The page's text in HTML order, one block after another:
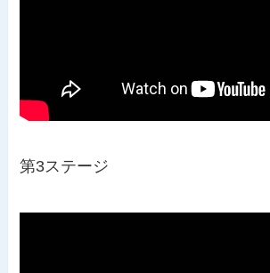
第3ステージ